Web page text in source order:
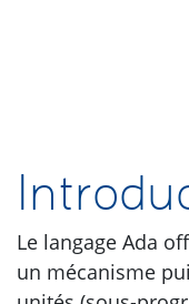
Le langage Ada
un mécanisme